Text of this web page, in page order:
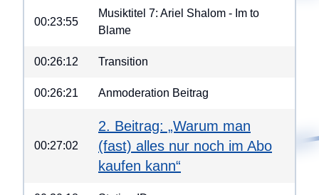
00:23:55
Musiktitel 7: Ariel Shalom - Im to
Blame
00:26:12 Transition
00:26:21 Anmoderation Beitrag
00:27:02
2. Beitrag: „Warum man
(fast) alles nur noch im Abo
kaufen kann“